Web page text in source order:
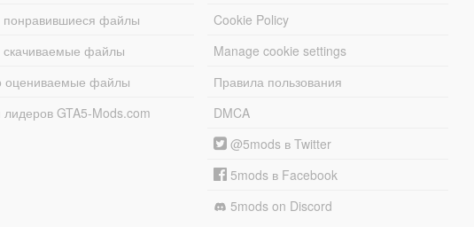
файлы
файлы
оцениваемые файлы
лидеров GTA5-Mods.com
Cookie Policy
Manage cookie settings
Правила пользования
DMCA
@5mods в Twitter
5mods в Facebook
5mods on Discord